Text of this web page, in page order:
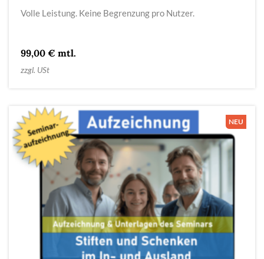
Volle Leistung. Keine Begrenzung pro Nutzer.
99,00 € mtl.
zzgl. USt